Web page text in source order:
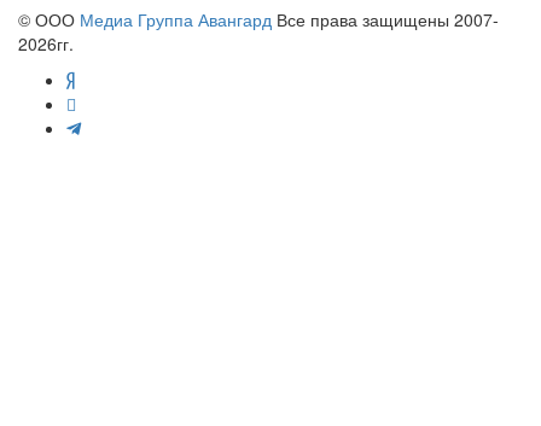
© ООО Медиа Группа Авангард Все права защищены 2007-
2026гг.